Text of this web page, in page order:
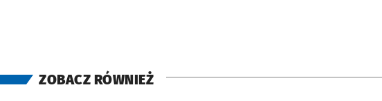
ZOBACZ RÓWNIEŻ